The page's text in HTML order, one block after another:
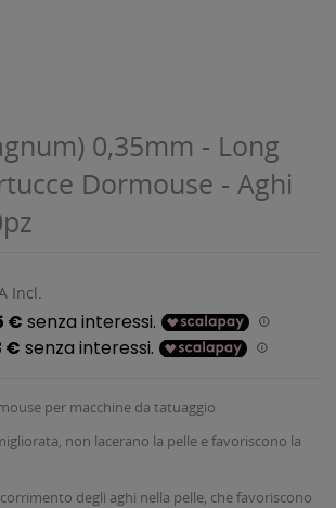
0,35mm - Long
Dormouse - Aghi
Incl.
per macchine da tatuaggio
non lacerano la pelle e favoriscono la
degli aghi nella pelle, che favoriscono